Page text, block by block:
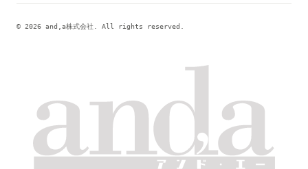
© 2026 and,a株式会社. All rights reserved.